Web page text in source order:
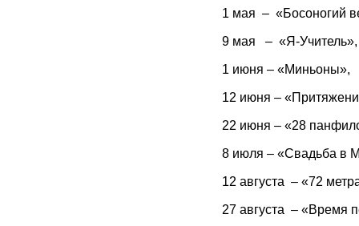
1 мая – «Босоногий
9 мая – «Я-Учитель»,
1 июня – «Миньоны»,
12 июня –
22 июня – «28
8 июля – «Свадьба в
12 августа – «72
27 августа – «Время